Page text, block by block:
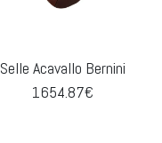
Selle Acavallo Bernini
1654.87€